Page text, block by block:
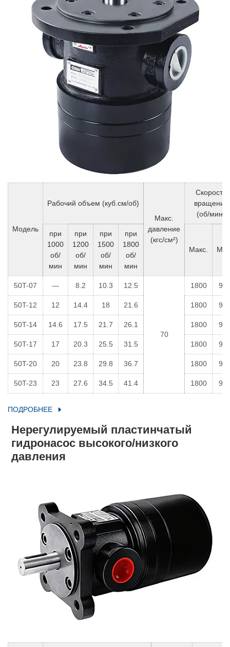
Модель
Рабочий объем (куб.см/об)
Макс.
давление
(кгс/см²)
Скорость
вращения
(об/мин)
при
1000
об/
мин
при
1200
об/
мин
при
1500
об/
мин
при
1800
об/
мин
Макс.
50T-07 — 8.2 10.3 12.5
70
1800
50T-12 12 14.4 18 21.6 1800
50T-14 14.6 17.5 21.7 26.1 1800
50T-17 17 20.3 25.5 31.5 1800
50T-20 20 23.8 29.8 36.7 1800
50T-23 23 27.6 34.5 41.4 1800
ПОДРОБНЕЕ
Нерегулируемый пластинчатый
гидронасос высокого/низкого
давления